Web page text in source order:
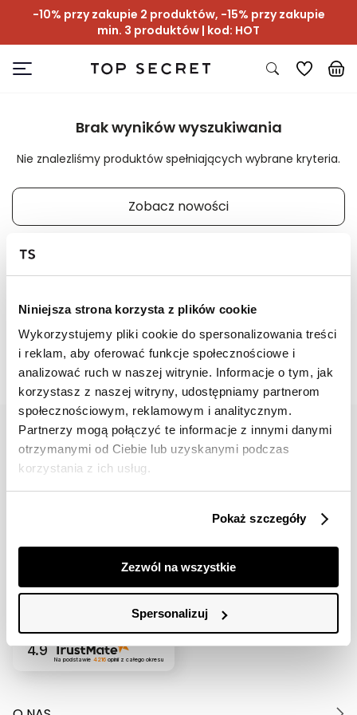
Niniejsza strona korzysta z plików cookie
Wykorzystujemy pliki cookie do spersonalizowania treści
i reklam, aby oferować funkcje społecznościowe i
analizować ruch w naszej witrynie. Informacje o tym, jak
korzystasz z naszej witryny, udostępniamy partnerom
społecznościowym, reklamowym i analitycznym.
Partnerzy mogą połączyć te informacje z innymi danymi
otrzymanymi od Ciebie lub uzyskanymi podczas
korzystania z ich usług.
Pokaż szczegóły
Zezwól na wszystkie
Spersonalizuj
-10% przy zakupie 2 produktów, -15% przy zakupie
min. 3 produktów | kod: HOT
Brak wyników wyszukiwania
Nie znalezliśmy produktów spełniających wybrane kryteria.
Zobacz nowości
📸 OZNACZAJ NAS NA ZDJĘCIACH
#topsecretfashion
Znajdź nas
4.9
Na podstawie 4216opinii z całego okresu